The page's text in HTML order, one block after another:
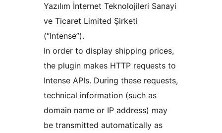
Yazılım İnternet Teknolojileri Sanayi
ve Ticaret Limited Şirketi
(“Intense”).
In order to display shipping prices,
the plugin makes HTTP requests to
Intense APIs. During these requests,
technical information (such as
domain name or IP address) may
be transmitted automatically as